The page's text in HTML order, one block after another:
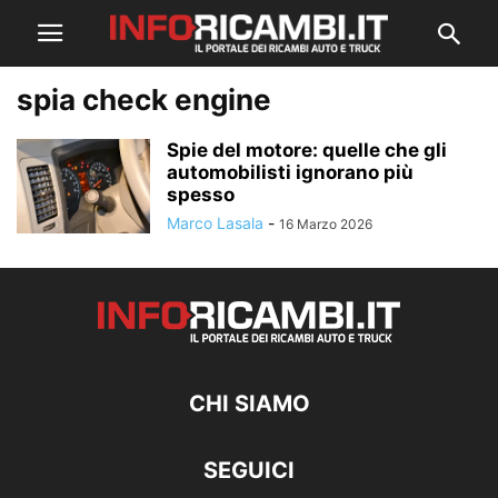
spia check engine
Spie del motore: quelle che gli
automobilisti ignorano più
spesso
Marco Lasala - 16 Marzo 2026
CHI SIAMO
SEGUICI